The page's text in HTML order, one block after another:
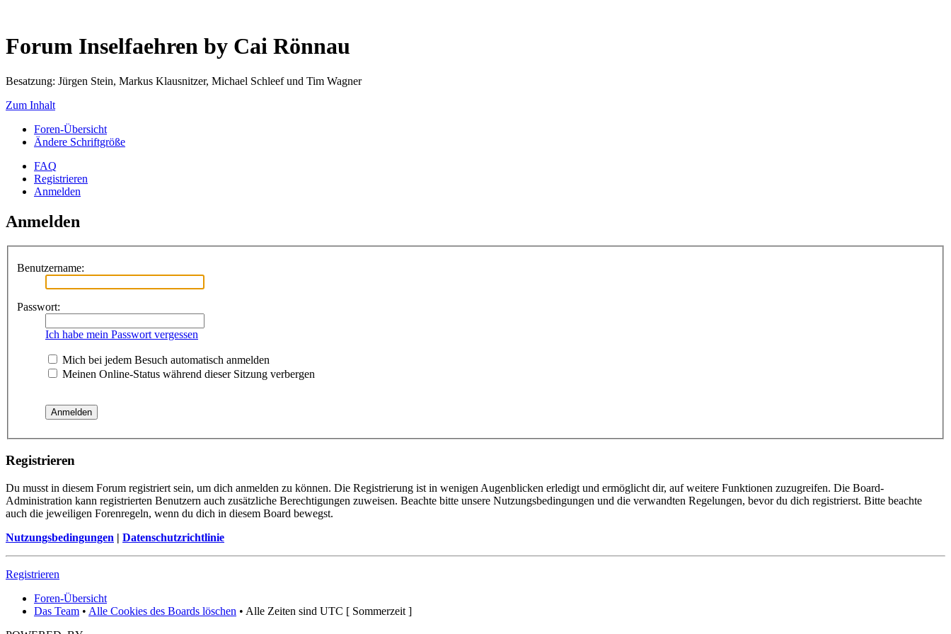
Forum Inselfaehren by Cai Rönnau
Besatzung: Jürgen Stein, Markus Klausnitzer, Michael Schleef und Tim Wagner
Zum Inhalt
Foren-Übersicht
Ändere Schriftgröße
FAQ
Registrieren
Anmelden
Anmelden
Benutzername:
Passwort:
Ich habe mein Passwort vergessen
Mich bei jedem Besuch automatisch anmelden
Meinen Online-Status während dieser Sitzung verbergen
Registrieren
Du musst in diesem Forum registriert sein, um dich anmelden zu können. Die Registrierung ist in wenigen Augenblicken erledigt und ermöglicht dir, auf weitere Funktionen zuzugreifen. Die Board-
Administration kann registrierten Benutzern auch zusätzliche Berechtigungen zuweisen. Beachte bitte unsere Nutzungsbedingungen und die verwandten Regelungen, bevor du dich registrierst. Bitte beachte
auch die jeweiligen Forenregeln, wenn du dich in diesem Board bewegst.
Nutzungsbedingungen | Datenschutzrichtlinie
Registrieren
Foren-Übersicht
Das Team • Alle Cookies des Boards löschen • Alle Zeiten sind UTC [ Sommerzeit ]